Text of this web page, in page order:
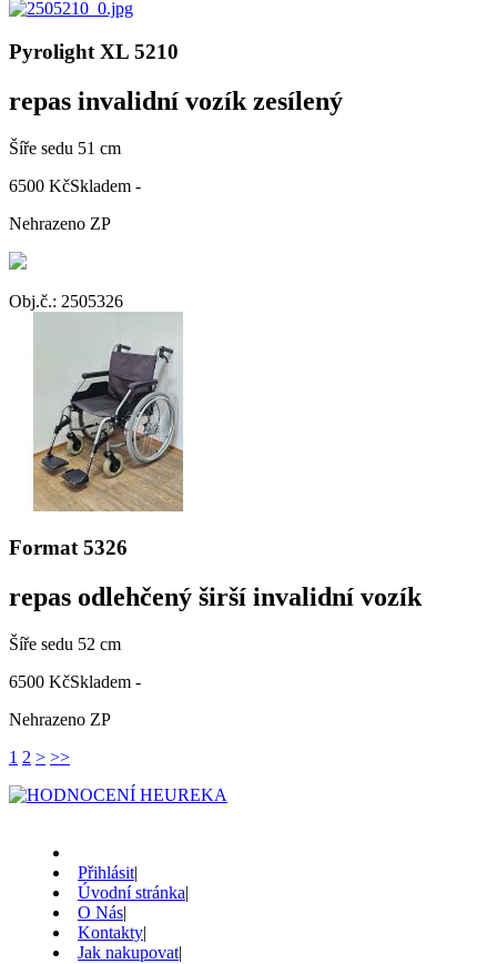
Pyrolight XL 5210
repas invalidní vozík zesílený
Šíře sedu 51 cm
6500 KčSkladem -
Nehrazeno ZP
Obj.č.: 2505326
Format 5326
repas odlehčený širší invalidní vozík
Šíře sedu 52 cm
6500 KčSkladem -
Nehrazeno ZP
1 2 > >>
Přihlásit|
Úvodní stránka|
O Nás|
Kontakty|
Jak nakupovat|